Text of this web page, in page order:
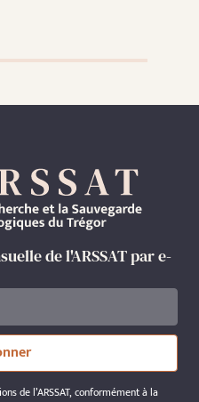
de l'ARSSAT par e-
de l’ARSSAT, conformément à la